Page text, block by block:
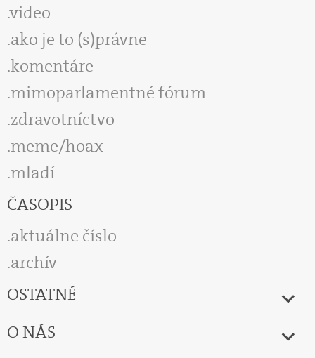
video
ako je to (s)právne
komentáre
mimoparlamentné fórum
zdravotníctvo
meme/hoax
mladí
ČASOPIS
aktuálne číslo
archív
OSTATNÉ
O NÁS